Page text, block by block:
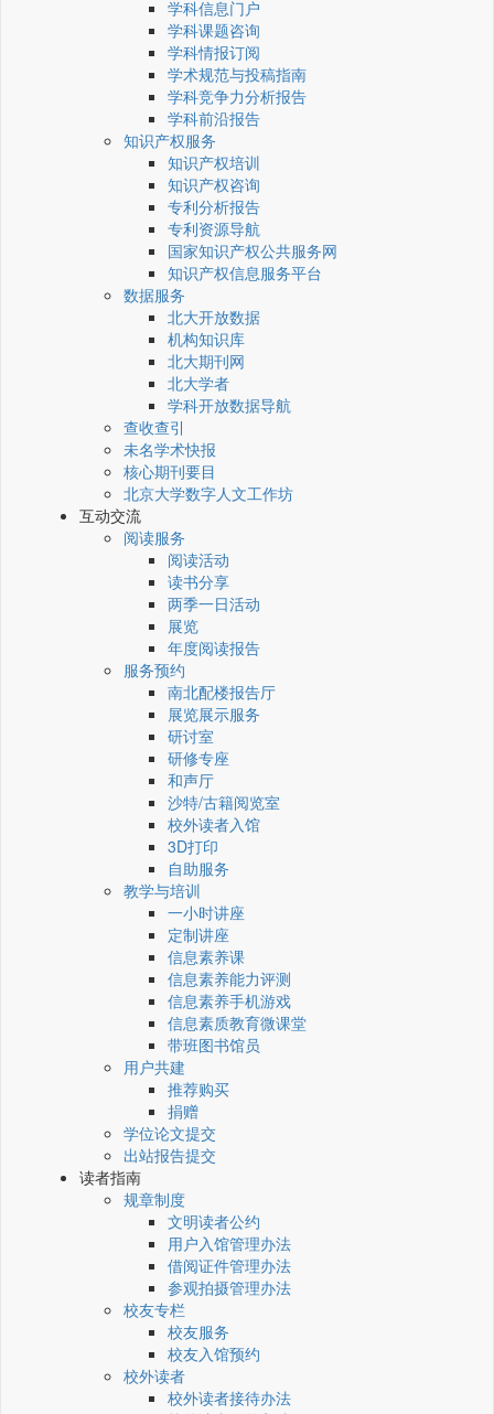
学科信息门户
学科课题咨询
学科情报订阅
学术规范与投稿指南
学科竞争力分析报告
学科前沿报告
知识产权服务
知识产权培训
知识产权咨询
专利分析报告
专利资源导航
国家知识产权公共服务网
知识产权信息服务平台
数据服务
北大开放数据
机构知识库
北大期刊网
北大学者
学科开放数据导航
查收查引
未名学术快报
核心期刊要目
北京大学数字人文工作坊
互动交流
阅读服务
阅读活动
读书分享
两季一日活动
展览
年度阅读报告
服务预约
南北配楼报告厅
展览展示服务
研讨室
研修专座
和声厅
沙特/古籍阅览室
校外读者入馆
3D打印
自助服务
教学与培训
一小时讲座
定制讲座
信息素养课
信息素养能力评测
信息素养手机游戏
信息素质教育微课堂
带班图书馆员
用户共建
推荐购买
捐赠
学位论文提交
出站报告提交
读者指南
规章制度
文明读者公约
用户入馆管理办法
借阅证件管理办法
参观拍摄管理办法
校友专栏
校友服务
校友入馆预约
校外读者
校外读者接待办法